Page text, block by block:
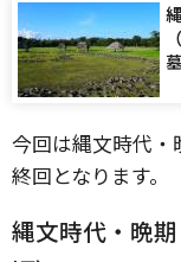
今回は縄文時代・
終回となります。
縄文時代・晩